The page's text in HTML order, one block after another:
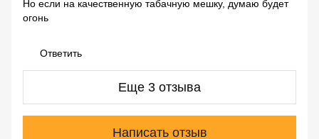
Но если на качественную табачную мешку, думаю будет
огонь
Ответить
Еще 3 отзыва
Написать отзыв